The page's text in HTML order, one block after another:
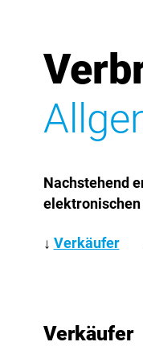
Nachstehend
elektronischen
↓ Verkäufer
Verkäufer